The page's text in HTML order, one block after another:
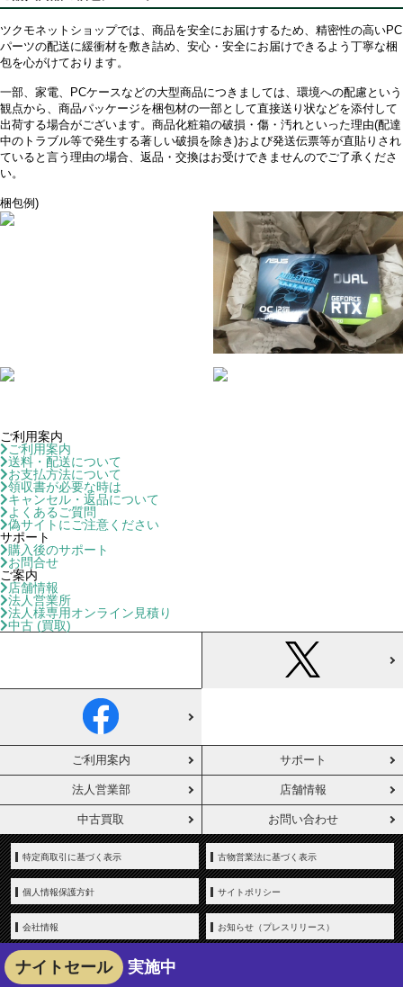
ツクモネットショップでは、商品を安全にお届けするため、精密性の高いPC
パーツの配送に緩衝材を敷き詰め、安心・安全にお届けできるよう丁寧な梱
包を心がけております。
一部、家電、PCケースなどの大型商品につきましては、環境への配慮という
観点から、商品パッケージを梱包材の一部として直接送り状などを添付して
出荷する場合がございます。商品化粧箱の破損・傷・汚れといった理由(配達
中のトラブル等で発生する著しい破損を除き)および発送伝票等が直貼りされ
ていると言う理由の場合、返品・交換はお受けできませんのでご了承くださ
い。
梱包例)
ご利用案内
ご利用案内
送料・配送について
お支払方法について
領収書が必要な時は
キャンセル・返品について
よくあるご質問
偽サイトにご注意ください
サポート
購入後のサポート
お問合せ
ご案内
店舗情報
法人営業所
法人様専用オンライン見積り
中古 (買取)
ご利用案内 サポート
法人営業部 店舗情報
中古買取 お問い合わせ
特定商取引に基づく表示 古物営業法に基づく表示
個人情報保護方針 サイトポリシー
会社情報 お知らせ（プレスリリース）
Copyright © YAMADA-DENKI Co., Ltd. All rights reserved.
ナイトセール 実施中